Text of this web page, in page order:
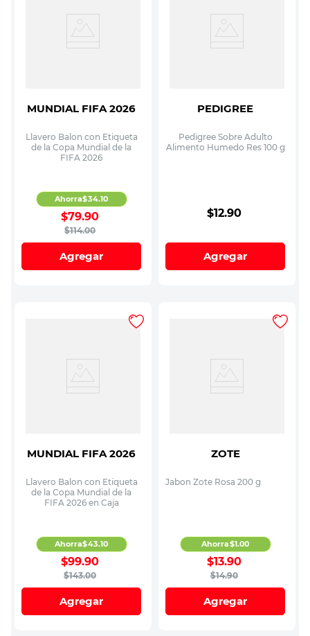
MUNDIAL FIFA 2026
Llavero Balon con Etiqueta
de la Copa Mundial de la
FIFA 2026
$114.00
$79.90
Ahorra$34.10
Agregar
PEDIGREE
Pedigree Sobre Adulto
Alimento Humedo Res 100 g
$12.90
Agregar
MUNDIAL FIFA 2026
Llavero Balon con Etiqueta
de la Copa Mundial de la
FIFA 2026 en Caja
$143.00
$99.90
Ahorra$43.10
Agregar
ZOTE
Jabon Zote Rosa 200 g
$14.90
$13.90
Ahorra$1.00
Agregar